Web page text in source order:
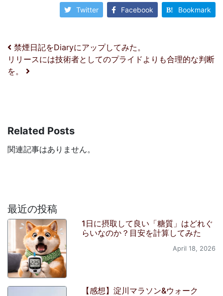
Twitter Facebook Bookmark
投稿ナビゲーション
禁煙日記をDiaryにアップしてみた。
リリースには技術者としてのプライドよりも合理的な判断
を。
Related Posts
関連記事はありません。
最近の投稿
1日に摂取して良い「糖質」はどれぐ
らいなのか？目安を計算してみた
April 18, 2026
【感想】淀川マラソン&ウォーク